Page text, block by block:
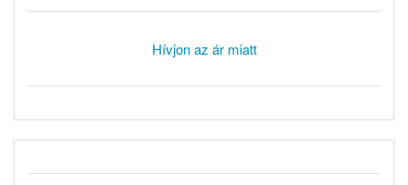
Hívjon az ár miatt